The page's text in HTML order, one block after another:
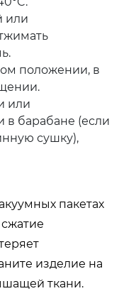
или
положении, в
или
барабане (если
сушку),
пакетах
изделие на
ткани.